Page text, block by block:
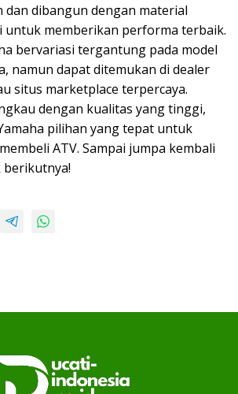
dibangun dengan material
memberikan performa terbaik.
bervariasi tergantung pada model
namun dapat ditemukan di dealer
situs marketplace terpercaya.
dengan kualitas yang tinggi,
pilihan yang tepat untuk
ATV. Sampai jumpa kembali